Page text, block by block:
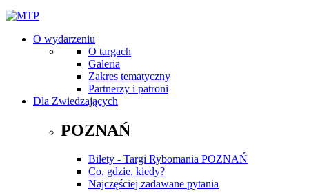
O wydarzeniu
O targach
Galeria
Zakres tematyczny
Partnerzy i patroni
Dla Zwiedzających
POZNAŃ
Bilety - Targi Rybomania POZNAŃ
Co, gdzie, kiedy?
Najczęściej zadawane pytania